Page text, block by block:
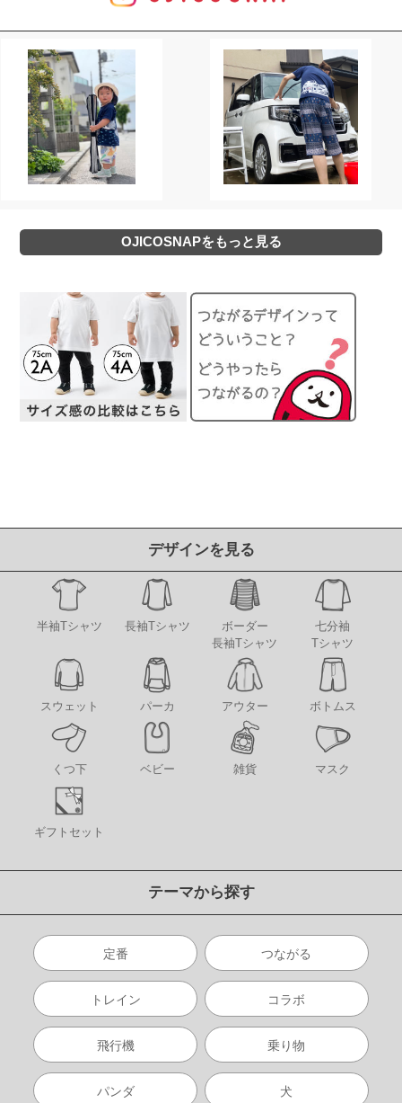
OJICOSNAPをもっと見る
デザインを見る
半袖Tシャツ 長袖Tシャツ
ボーダー
長袖Tシャツ
七分袖
Tシャツ
スウェット パーカ アウター ボトムス
くつ下 ベビー 雑貨 マスク
ギフトセット
テーマから探す
定番 つながる
トレイン コラボ
飛行機 乗り物
パンダ 犬